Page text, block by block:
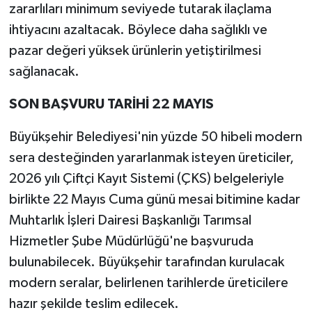
zararlıları minimum seviyede tutarak ilaçlama
ihtiyacını azaltacak. Böylece daha sağlıklı ve
pazar değeri yüksek ürünlerin yetiştirilmesi
sağlanacak.
SON BAŞVURU TARİHİ 22 MAYIS
Büyükşehir Belediyesi'nin yüzde 50 hibeli modern
sera desteğinden yararlanmak isteyen üreticiler,
2026 yılı Çiftçi Kayıt Sistemi (ÇKS) belgeleriyle
birlikte 22 Mayıs Cuma günü mesai bitimine kadar
Muhtarlık İşleri Dairesi Başkanlığı Tarımsal
Hizmetler Şube Müdürlüğü'ne başvuruda
bulunabilecek. Büyükşehir tarafından kurulacak
modern seralar, belirlenen tarihlerde üreticilere
hazır şekilde teslim edilecek.